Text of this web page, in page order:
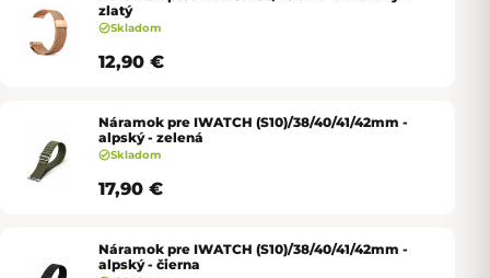
zlatý
Skladom
12,90 €
Náramok pre IWATCH (S10)/38/40/41/42mm -
alpský - zelená
Skladom
17,90 €
Náramok pre IWATCH (S10)/38/40/41/42mm -
alpský - čierna